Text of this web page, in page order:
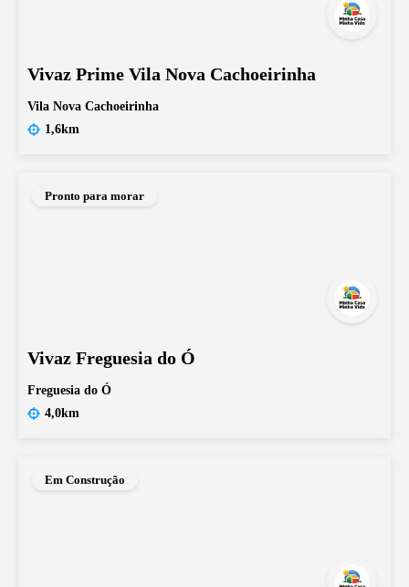
Vivaz Prime Vila Nova Cachoeirinha
Vila Nova Cachoeirinha
1,6km
Pronto para morar
Vivaz Freguesia do Ó
Freguesia do Ó
4,0km
Em Construção